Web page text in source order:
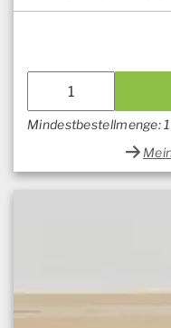
Mindestbestellmenge: